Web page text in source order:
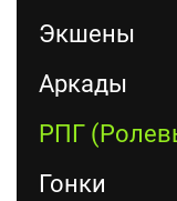
Экшены
Аркады
РПГ
Гонки